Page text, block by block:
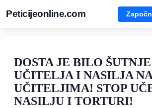
Peticijeonline.com
DOSTA JE BILO ŠUTNJE
UČITELJA I NASILJA
UČITELJIMA! STOP
NASILJU I TORTURI!